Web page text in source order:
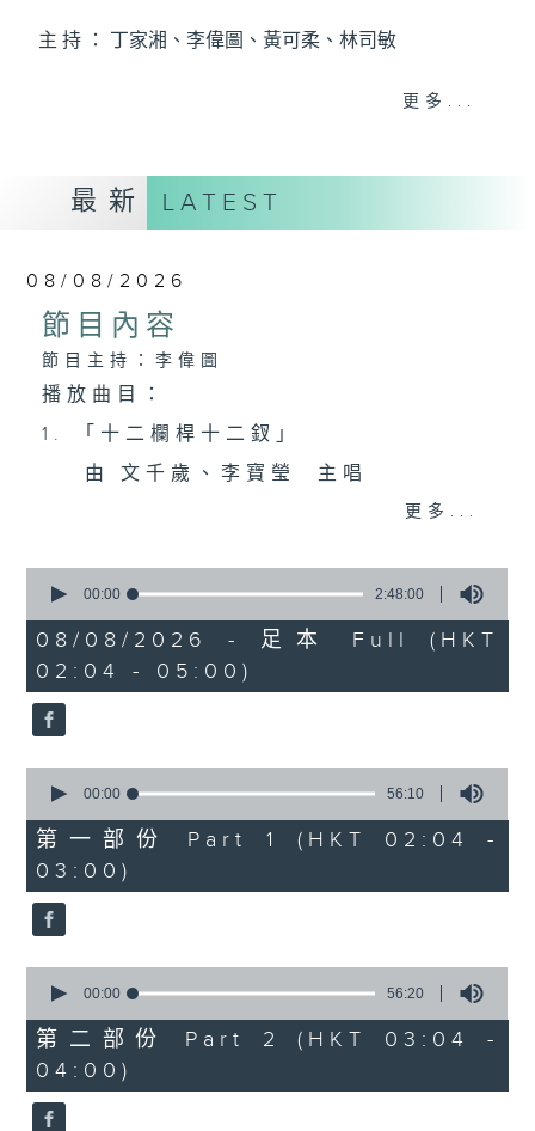
主 持 ： 丁家湘、李偉圖、黃可柔、林司敏
務求令每一個晚上越夜「粤」精彩。
更多...
最新 LATEST
08/08/2026
節目內容
節目主持：李偉圖
播放曲目：
1. 「十二欄桿十二釵」
由 文千歲、李寶瑩 主唱
由 黃麗冰 主唱
3. 「怡紅公子祭瀟湘之葬花」
由 蓋鳴暉、尹飛燕 主唱
4. 「火海君臣」
由 龍貫天、丁凡 主唱
5. 「鸞飄鳳更飄」
6. 「花落始逢君」
由 張月兒、伍木蘭 主唱
更多...
seconds
2
hours,
48
minutes,
0
seconds
00:00 2:48:00
08/08/2026 - 足本 Full (HKT
02:04 - 05:00)
seconds
56
minutes,
10
seconds
00:00 56:10
第一部份 Part 1 (HKT 02:04 -
03:00)
seconds
56
minutes,
20
seconds
00:00 56:20
第二部份 Part 2 (HKT 03:04 -
04:00)